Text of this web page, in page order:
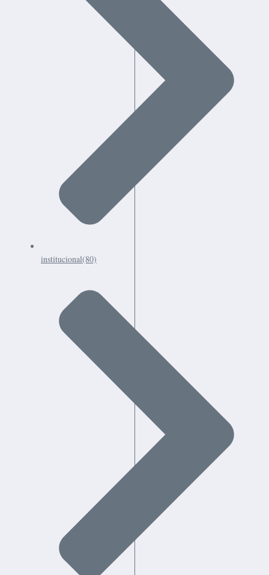
institucional(80)